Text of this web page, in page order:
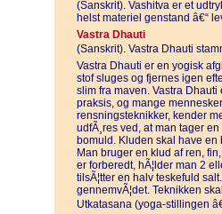
(Sanskrit). Vashitva er et
helst materiel genstand â€“
Vastra Dhauti
(Sanskrit). Vastra Dhauti
Vastra Dhauti er en yogisk
stof sluges og fjernes igen
slim fra maven. Vastra
praksis, og mange
rensningsteknikker, kender
udfÃ¸res ved, at man tager
bomuld. Kluden skal have en
Man bruger en klud af ren,
er forberedt, hÃ¦lder man 2
tilsÃ¦tter en halv teskefuld
gennemvÃ¦det. Teknikken
Utkatasana (yoga-stillingen